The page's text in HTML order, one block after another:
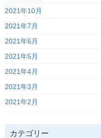
2021年10月
2021年7月
2021年6月
2021年5月
2021年4月
2021年3月
2021年2月
カテゴリー